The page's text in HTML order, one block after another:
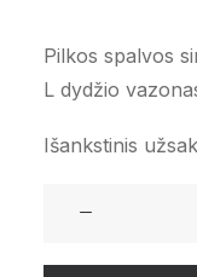
Pilkos spalvos
L dydžio
Išankstinis
Sunny